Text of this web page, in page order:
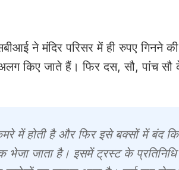
ने मंदिर परिसर में ही रुपए गिनने
किए जाते हैं। फिर दस, सौ, पांच सौ
में होती है और फिर इसे बक्सों में बंद
जाता है। इसमें ट्रस्ट के